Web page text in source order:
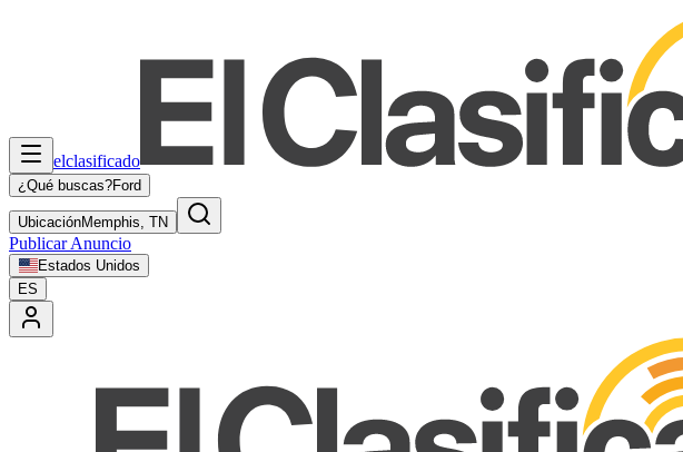
elclasificado
¿Qué buscas?Ford
UbicaciónMemphis, TN
Publicar Anuncio
Estados Unidos
ES